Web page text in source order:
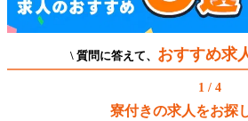
\ 質問に答えて、 おすすめ求
1 / 4
寮付きの求人をお探